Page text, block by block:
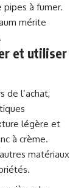
à fumer.
mérite
et utiliser
de l’achat,
légère et
à crème.
matériaux